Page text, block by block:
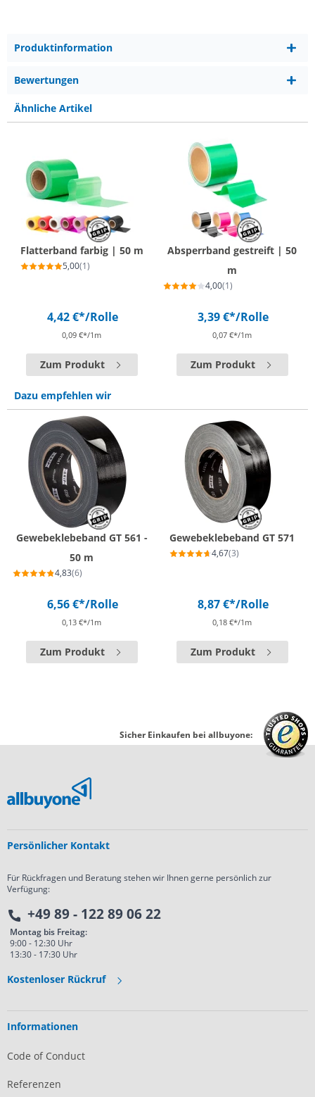
Produktinformation
Bewertungen
Ähnliche Artikel
Flatterband farbig | 50 m
5,00(1)
4,42 €*/Rolle
0,09 €*/1m
Zum Produkt
Absperrband gestreift | 50
m
4,00(1)
3,39 €*/Rolle
0,07 €*/1m
Zum Produkt
Dazu empfehlen wir
Gewebeklebeband GT 561 -
50 m
4,83(6)
6,56 €*/Rolle
0,13 €*/1m
Zum Produkt
Gewebeklebeband GT 571
4,67(3)
8,87 €*/Rolle
0,18 €*/1m
Zum Produkt
Sicher Einkaufen bei allbuyone:
Persönlicher Kontakt
Für Rückfragen und Beratung stehen wir Ihnen gerne persönlich zur
Verfügung:
+49 89 - 122 89 06 22
Montag bis Freitag:
9:00 - 12:30 Uhr
13:30 - 17:30 Uhr
Kostenloser Rückruf
Informationen
Code of Conduct
Referenzen